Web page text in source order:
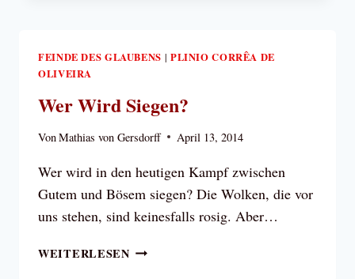
KREUZERHÖHUNG!
FEINDE DES GLAUBENS | PLINIO CORRÊA DE
OLIVEIRA
Wer Wird Siegen?
VonMathias von Gersdorff April 13, 2014
Wer wird in den heutigen Kampf zwischen
Gutem und Bösem siegen? Die Wolken, die vor
uns stehen, sind keinesfalls rosig. Aber…
WEITERLESENWER